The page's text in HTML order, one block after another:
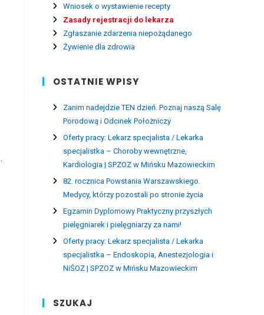
Wniosek o wystawienie recepty
Zasady rejestracji do lekarza
Zgłaszanie zdarzenia niepożądanego
Żywienie dla zdrowia
OSTATNIE WPISY
Zanim nadejdzie TEN dzień. Poznaj naszą Salę
Porodową i Odcinek Położniczy
Oferty pracy: Lekarz specjalista / Lekarka
specjalistka – Choroby wewnętrzne,
Kardiologia | SPZOZ w Mińsku Mazowieckim
82. rocznica Powstania Warszawskiego.
Medycy, którzy pozostali po stronie życia
Egzamin Dyplomowy Praktyczny przyszłych
pielęgniarek i pielęgniarzy za nami!
Oferty pracy: Lekarz specjalista / Lekarka
specjalistka – Endoskopia, Anestezjologia i
NiŚOZ | SPZOZ w Mińsku Mazowieckim
SZUKAJ